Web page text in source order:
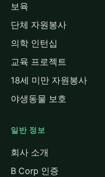
보육
단체 자원봉사
의학 인턴십
교육 프로젝트
18세 미만 자원봉사
야생동물 보호
일반 정보
회사 소개
B Corp 인증